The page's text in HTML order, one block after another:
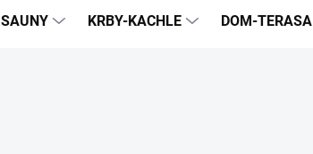
SAUNY KRBY-KACHLE DOM-TERASA